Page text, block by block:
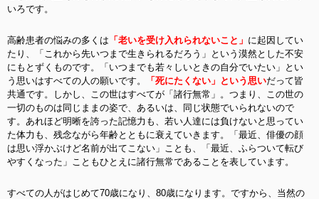
いろです。
高齢患者の悩みの多くは 「老いを受け入れられないこと」 に起因してい
たり、「これから先いつまで生きられるだろう」という漠然とした不安
にもとずくものです。「いつまでも若々しいときの自分でいたい」とい
う思いはすべての人の願いです。
「死にたくない」という思いだって皆
共通です。しかし、この世はすべてが「諸行無常」。つまり、この世の
一切のものは同じままの姿で、あるいは、同じ状態でいられないので
す。あれほど明晰を誇った記憶力も、若い人達には負けないと思ってい
た体力も、残念ながら年齢とともに衰えていきます。「最近、俳優の顔
は思い浮かぶけど名前が出てこない」ことも、「最近、ふらついて転び
やすくなった」こともひとえに諸行無常であることを表しています。
すべての人がはじめて70歳になり、80歳になります。ですから、当然の